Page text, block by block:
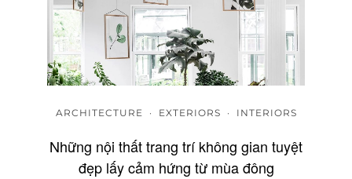
ARCHITECTURE · EXTERIORS · INTERIORS
Những nội thất trang trí không gian tuyệt
đẹp lấy cảm hứng từ mùa đông